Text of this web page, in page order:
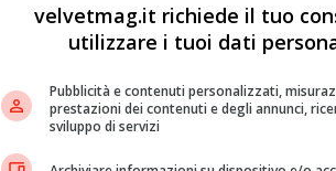
velvetmag.it richiede il tuo
utilizzare i tuoi dati
Pubblicità e contenuti personalizzati,
prestazioni dei contenuti e degli annunci,
sviluppo di servizi